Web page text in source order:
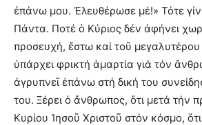
ἐπάνω μου. Ἐλευθέρωσε μέ!» Τότε
Πάντα. Ποτέ ὁ Κύριος δέν ἀφήνει
προσευχή, ἔστω καί τοῦ
ὑπάρχει φρικτή ἁμαρτία γιά τόν
ἀγρυπνεῖ ἐπάνω στή δική του
του. Ξέρει ὁ ἄνθρωπος, ὅτι μετά τήν
Κυρίου Ἰησοῦ Χριστοῦ στόν κόσμο,